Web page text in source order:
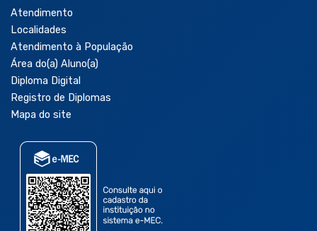
Atendimento
Localidades
Atendimento à População
Área do(a) Aluno(a)
Diploma Digital
Registro de Diplomas
Mapa do site